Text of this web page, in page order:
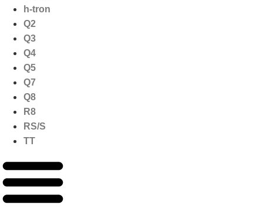
h-tron
Q2
Q3
Q4
Q5
Q7
Q8
R8
RS/S
TT